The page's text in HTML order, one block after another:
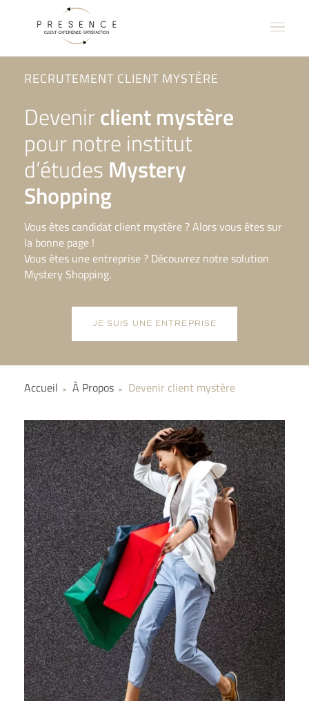
RECRUTEMENT CLIENT MYSTÈRE
Devenirclient mystère
pour notre institut
d’études Mystery
Shopping
Vous êtes candidat client mystère ? Alors vous êtes sur
la bonne page !
Vous êtes une entreprise ? Découvrez notre solution
Mystery Shopping.
JE SUIS UNE ENTREPRISE
Accueil ▶ À Propos ▶ Devenir client mystère